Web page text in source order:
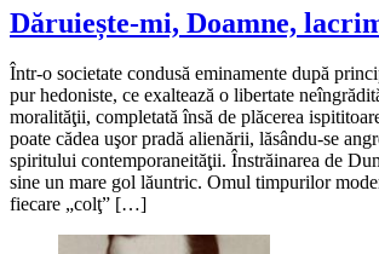
Dăruiește-mi, Doamne,
Într-o societate condusă eminamente după
pur hedoniste, ce exaltează o libertate
moralităţii, completată însă de plăcerea
poate cădea uşor pradă alienării, lăsându-se
spiritului contemporaneităţii. Înstrăinarea de
sine un mare gol lăuntric. Omul timpurilor
fiecare „colţ” […]